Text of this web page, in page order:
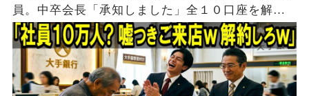
員。中卒会長「承知しました」全１０口座を解約
し支店が閉鎖